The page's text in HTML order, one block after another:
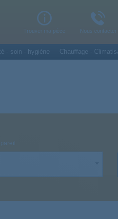
Trouver ma pièce Nous contacter
- soin - hygiène Chauffage -